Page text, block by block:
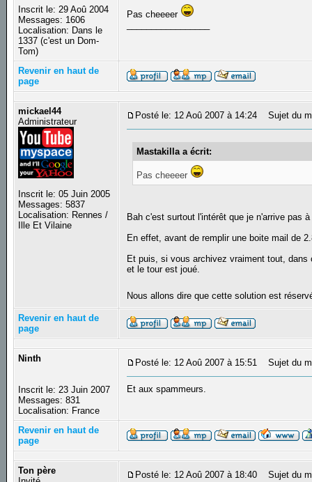
Inscrit le: 29 Aoû 2004
Messages: 1606
Localisation: Dans le
1337 (c'est un Dom-
Tom)
Pas cheeeer
Revenir en haut de
page
mickael44
Administrateur
Inscrit le: 05 Juin 2005
Messages: 5837
Localisation: Rennes /
Ille Et Vilaine
Posté le: 12 Aoû 2007 à 14:24 Sujet du
Mastakilla a écrit:
Pas cheeeer
Bah c'est surtout l'intérêt que je n'arrive pas à
En effet, avant de remplir une boite mail de
Et puis, si vous archivez vraiment tout,
et le tour est joué.
Nous allons dire que cette solution est
Revenir en haut de
page
Ninth
Inscrit le: 23 Juin 2007
Messages: 831
Localisation: France
Posté le: 12 Aoû 2007 à 15:51 Sujet du
Et aux spammeurs.
Revenir en haut de
page
Ton père
Posté le: 12 Aoû 2007 à 18:40 Sujet du